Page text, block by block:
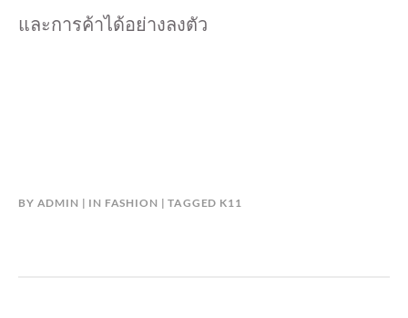
และการค้าได้อย่างลงตัว
BY ADMIN IN FASHION TAGGED K11